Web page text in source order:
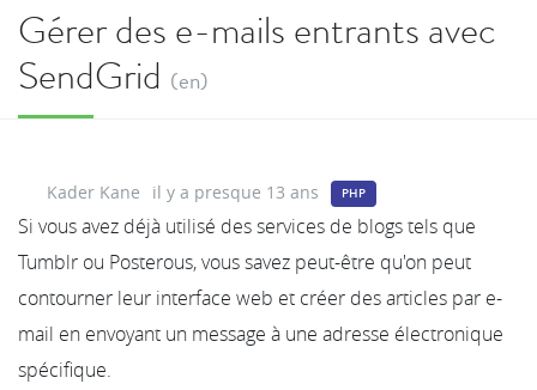
Gérer des e-mails entrants avec
SendGrid (en)
Kader Kane il y a presque 13 ans PHP
Si vous avez déjà utilisé des services de blogs tels que
Tumblr ou Posterous, vous savez peut-être qu'on peut
contourner leur interface web et créer des articles par e-
mail en envoyant un message à une adresse électronique
spécifique.